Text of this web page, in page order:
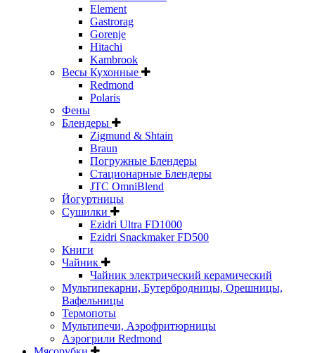
Element
Gastrorag
Gorenje
Hitachi
Kambrook
Весы Кухонные
Redmond
Polaris
Фены
Блендеры
Zigmund & Shtain
Braun
Погружные Блендеры
Стационарные Блендеры
JTC OmniBlend
Йогуртницы
Сушилки
Ezidri Ultra FD1000
Ezidri Snackmaker FD500
Книги
Чайник
Чайник электрический керамический
Мультипекарни, Бутербродницы, Орешницы,
Вафельницы
Термопоты
Мультипечи, Аэрофритюрницы
Аэрогрили Redmond